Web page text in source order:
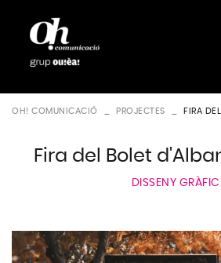
OH! COMUNICACIÓ PROJECTES FIRA
Fira del Bolet
DISSENY GRÀFIC